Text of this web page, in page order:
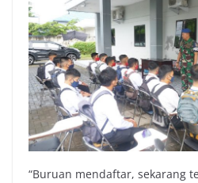
“Buruan mendaftar, sekarang